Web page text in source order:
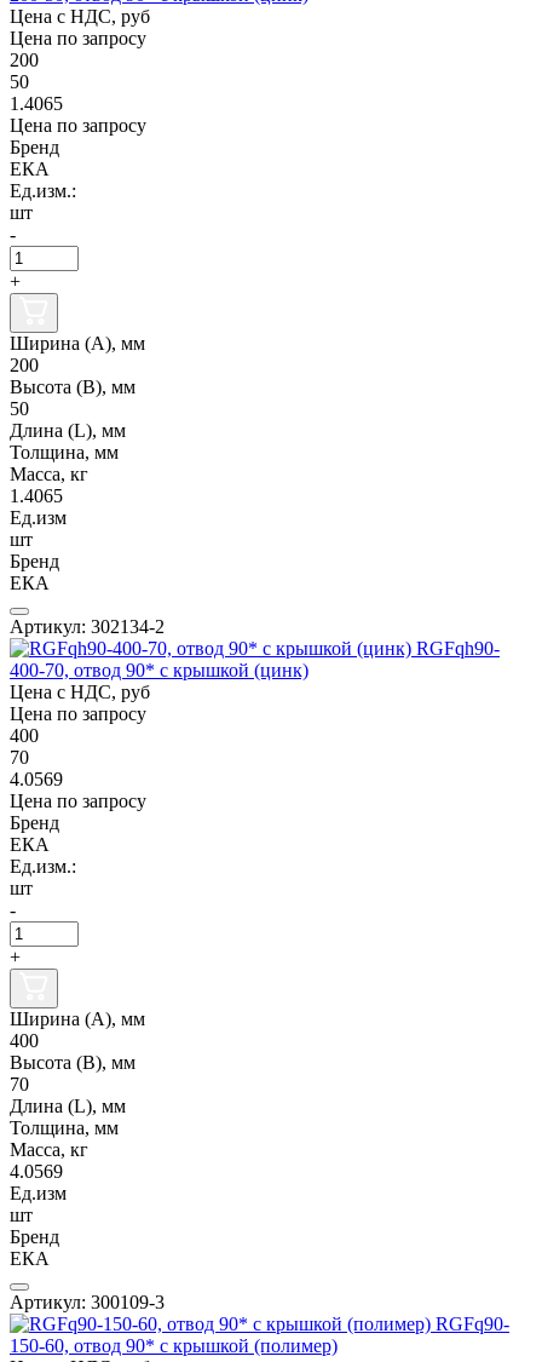
Цена с НДС, руб
Цена по запросу
200
50
1.4065
Цена по запросу
Бренд
ЕКА
Ед.изм.:
шт
-
+
Ширина (А), мм
200
Высота (В), мм
50
Длина (L), мм
Толщина, мм
Масса, кг
1.4065
Ед.изм
шт
Бренд
ЕКА
Артикул: 302134-2
RGFqh90-
400-70, отвод 90* с крышкой (цинк)
Цена с НДС, руб
Цена по запросу
400
70
4.0569
Цена по запросу
Бренд
ЕКА
Ед.изм.:
шт
-
+
Ширина (А), мм
400
Высота (В), мм
70
Длина (L), мм
Толщина, мм
Масса, кг
4.0569
Ед.изм
шт
Бренд
ЕКА
Артикул: 300109-3
RGFq90-
150-60, отвод 90* с крышкой (полимер)